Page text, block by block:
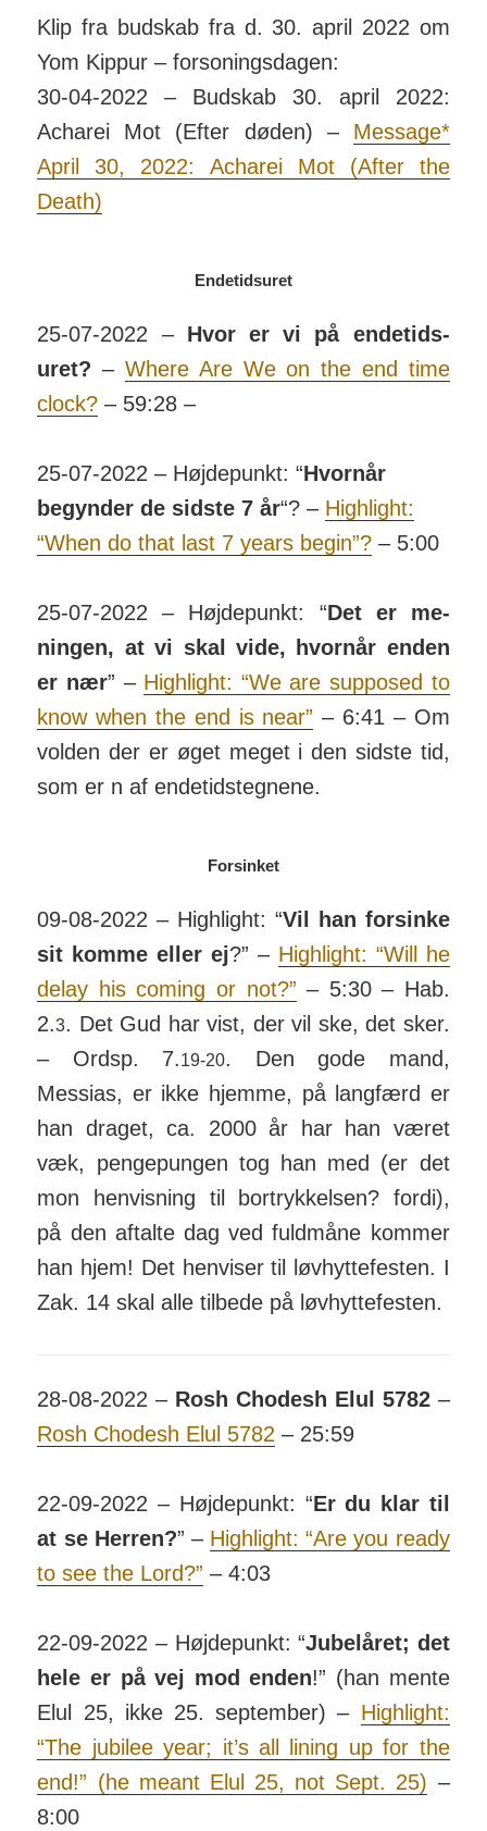
Klip fra budskab fra d. 30. april 2022 om
Yom Kippur – for­son­ings­dagen:
30-04-2022 – Budskab 30. april 2022:
Acharei Mot (Efter døden) – Message*
April 30, 2022: Acharei Mot (After the
Death)
Endetidsuret
25-07-2022 – Hvor er vi på ende­tids­
uret? – Where Are We on the end time
clock? – 59:28 –
25-07-2022 – Højdepunkt: “Hvornår
begynder de sidste 7 år“? – Highlight:
“When do that last 7 years begin”? – 5:00
25-07-2022 – Højdepunkt: “Det er me­
ningen, at vi skal vide, hvornår enden
er nær” – Highlight: “We are supposed to
know when the end is near” – 6:41 – Om
volden der er øget meget i den sidste tid,
som er n af ende­tids­teg­nene.
Forsinket
09-08-2022 – Highlight: “Vil han forsinke
sit komme eller ej?” – Highlight: “Will he
delay his coming or not?” – 5:30 – Hab.
2.3. Det Gud har vist, der vil ske, det sker.
– Ordsp. 7.19-20. Den gode mand,
Messias, er ikke hjemme, på lang­færd er
han draget, ca. 2000 år har han været
væk, penge­pungen tog han med (er det
mon hen­vis­ning til bortrykkelsen? fordi),
på den aftalte dag ved fuld­måne kommer
han hjem! Det hen­viser til løv­hyt­te­festen. I
Zak. 14 skal alle tilbede på løv­hyt­te­festen.
28-08-2022 – Rosh Chodesh Elul 5782–
Rosh Chodesh Elul 5782 – 25:59
22-09-2022 – Højdepunkt: “Er du klar til
at se Herren?” – High­light: “Are you ready
to see the Lord?” – 4:03
22-09-2022 – Højdepunkt: “Jubelåret; det
hele er på vej mod enden!” (han mente
Elul 25, ikke 25. sep­tember) – High­light:
“The jubilee year; it’s all lining up for the
end!” (he meant Elul 25, not Sept. 25) –
8:00